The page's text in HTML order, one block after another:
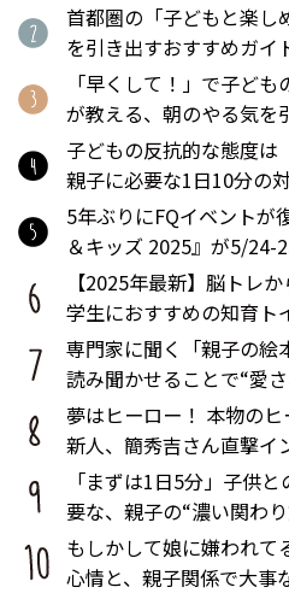
首都圏の「子どもと楽し
を引き出すおすすめガイ
「早くして！」で子ど
が教える、朝のやる気を
子どもの反抗的な態度は
親子に必要な1日10分の
5年ぶりにFQイベントが
＆キッズ 2025』が5/24-
【2025年最新】脳トレ
学生におすすめの知育ト
専門家に聞く「親子の絵
読み聞かせることで“愛
夢はヒーロー！ 本物の
新人、簡秀吉さん直撃イ
「まずは1日5分」子供
要な、親子の“濃い関わ
もしかして娘に嫌われて
心情と、親子関係で大事